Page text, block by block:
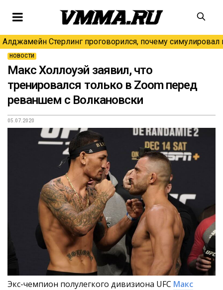
Алджамейн Стерлинг проговорился, почему симулировал
НОВОСТИ
Макс Холлоуэй заявил, что
тренировался только в Zoom перед
реваншем с Волкановски
05.07.2020
Экс-чемпион полулегкого дивизиона UFC Макс